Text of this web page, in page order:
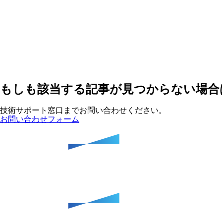
もしも該当する記事が見つからない場
技術サポート窓口までお問い合わせください。
お問い合わせフォーム